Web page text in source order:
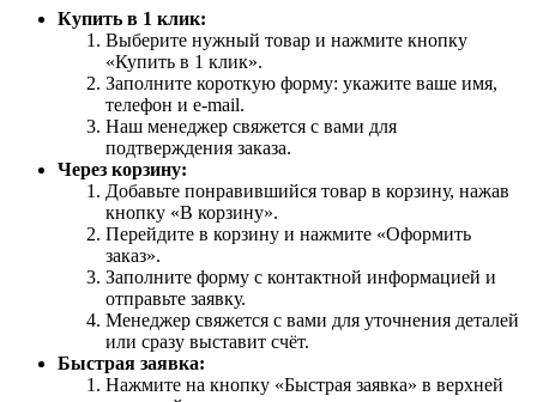
Купить в 1 клик:
Выберите нужный товар и нажмите кнопку
«Купить в 1 клик».
Заполните короткую форму: укажите ваше имя,
телефон и e-mail.
Наш менеджер свяжется с вами для
подтверждения заказа.
Через корзину:
Добавьте понравившийся товар в корзину, нажав
кнопку «В корзину».
Перейдите в корзину и нажмите «Оформить
заказ».
Заполните форму с контактной информацией и
отправьте заявку.
Менеджер свяжется с вами для уточнения деталей
или сразу выставит счёт.
Быстрая заявка:
Нажмите на кнопку «Быстрая заявка» в верхней